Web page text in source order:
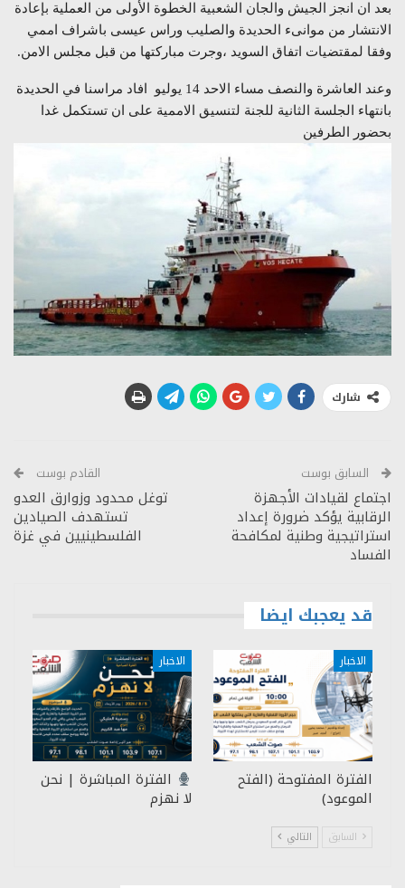
بعد ان انجز الجيش والجان الشعبية الخطوة الأولى من العملية بإعادة
الانتشار من موانىء الحديدة والصليب وراس عيسى باشراف اممي
وفقا لمقتضيات اتفاق السويد ،وجرت مباركتها من قبل مجلس الامن.
وعند العاشرة والنصف مساء الاحد 14 يوليو افاد مراسنا في الحديدة
بانتهاء الجلسة الثانية للجنة لتنسيق الاممية على ان تستكمل غدا
بحضور الطرفين
شارك
السابق بوست
اجتماع لقيادات الأجهزة
الرقابية يؤكد ضرورة إعداد
استراتيجية وطنية لمكافحة
الفساد
القادم بوست
توغل محدود وزوارق العدو
تستهدف الصيادين
الفلسطينيين في غزة
قد يعجبك ايضا
الاخبار
الفترة المفتوحة (الفتح
الموعود)
الاخبار
الفترة المباشرة | نحن
لا نهزم
السابق التالي